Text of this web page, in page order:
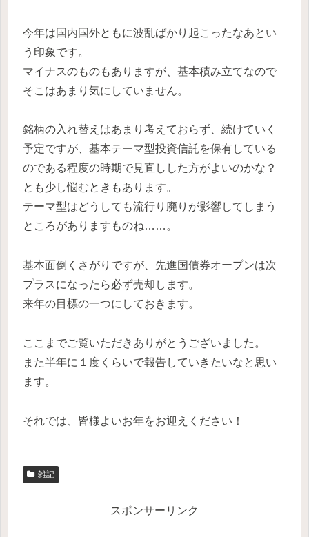
今年は国内国外ともに波乱ばかり起こったなあとい
う印象です。
マイナスのものもありますが、基本積み立てなので
そこはあまり気にしていません。
銘柄の入れ替えはあまり考えておらず、続けていく
予定ですが、基本テーマ型投資信託を保有している
のである程度の時期で見直しした方がよいのかな？
とも少し悩むときもあります。
テーマ型はどうしても流行り廃りが影響してしまう
ところがありますものね……。
基本面倒くさがりですが、先進国債券オープンは次
プラスになったら必ず売却します。
来年の目標の一つにしておきます。
ここまでご覧いただきありがとうございました。
また半年に１度くらいで報告していきたいなと思い
ます。
それでは、皆様よいお年をお迎えください！
雑記
スポンサーリンク